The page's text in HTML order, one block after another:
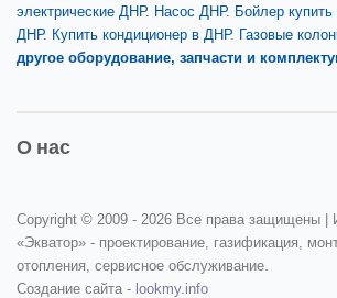
электрические ДНР. Насос ДНР. Бойлер
ДНР. Купить кондиционер в ДНР. Газовые
другое оборудование, запчасти и
О нас
Copyright © 2009 - 2026 Все права защищены |
«Экватор» - проектирование, газификация,
отопления, сервисное обслуживание.
Создание сайта - lookmy.info